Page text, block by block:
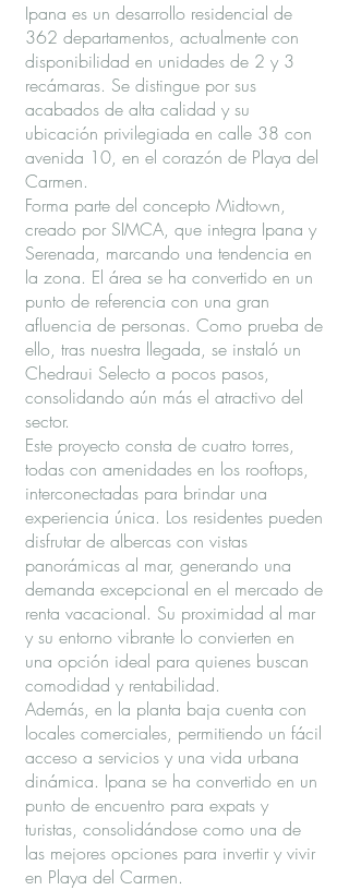
Ipana es un desarrollo residencial de
362 departamentos, actualmente con
disponibilidad en unidades de 2 y 3
recámaras. Se distingue por sus
acabados de alta calidad y su
ubicación privilegiada en calle 38 con
avenida 10, en el corazón de Playa del
Carmen.
Forma parte del concepto Midtown,
creado por SIMCA, que integra Ipana y
Serenada, marcando una tendencia en
la zona. El área se ha convertido en un
punto de referencia con una gran
afluencia de personas. Como prueba de
ello, tras nuestra llegada, se instaló un
Chedraui Selecto a pocos pasos,
consolidando aún más el atractivo del
sector.
Este proyecto consta de cuatro torres,
todas con amenidades en los rooftops,
interconectadas para brindar una
experiencia única. Los residentes pueden
disfrutar de albercas con vistas
panorámicas al mar, generando una
demanda excepcional en el mercado de
renta vacacional. Su proximidad al mar
y su entorno vibrante lo convierten en
una opción ideal para quienes buscan
comodidad y rentabilidad.
Además, en la planta baja cuenta con
locales comerciales, permitiendo un fácil
acceso a servicios y una vida urbana
dinámica. Ipana se ha convertido en un
punto de encuentro para expats y
turistas, consolidándose como una de
las mejores opciones para invertir y vivir
en Playa del Carmen.